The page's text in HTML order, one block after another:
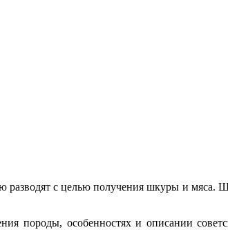
разводят с целью получения шкуры и
породы, особенностях и описании